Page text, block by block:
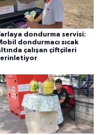
dondurma servisi:
dondurmacı sıcak
çalışan çiftçileri